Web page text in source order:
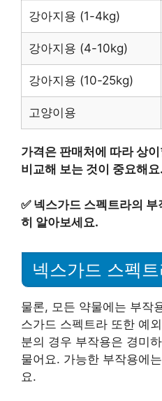
강아지용 (1-4kg)
강아지용 (4-10kg)
강아지용 (10-25kg)
고양이용
가격은 판매처에 따라 상
비교해 보는 것이 중요해요.
✅ 넥스가드 스펙트라의
히 알아보세요.
넥스가드 스펙
물론, 모든 약물에는 부작
스가드 스펙트라 또한 예
분의 경우 부작용은 경미
물어요. 가능한 부작용에
요.